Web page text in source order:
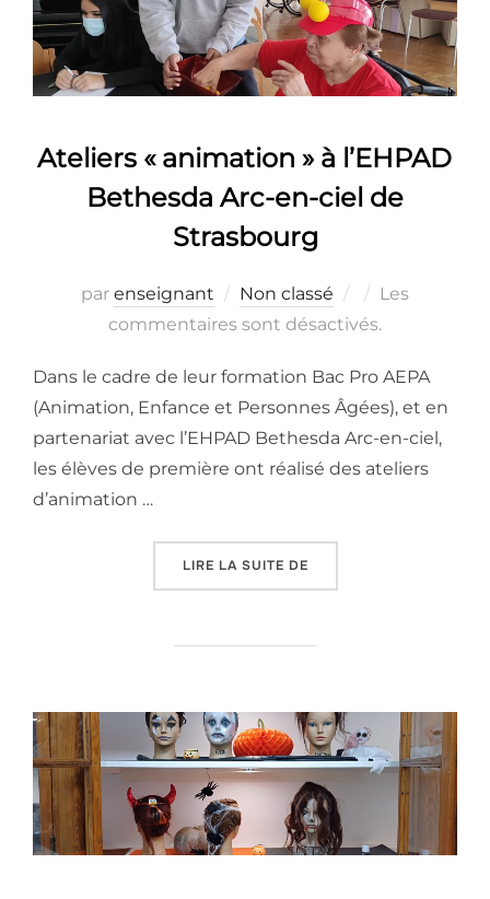
Ateliers « animation » à l’EHPAD
Bethesda Arc-en-ciel de
Strasbourg
par enseignant Non classé
Publié
le
Les
commentaires sont désactivés.
Dans le cadre de leur formation Bac Pro AEPA
(Animation, Enfance et Personnes Âgées), et en
partenariat avec l’EHPAD Bethesda Arc-en-ciel,
les élèves de première ont réalisé des ateliers
d’animation …
LIRE LA SUITE DE« ATELIERS «